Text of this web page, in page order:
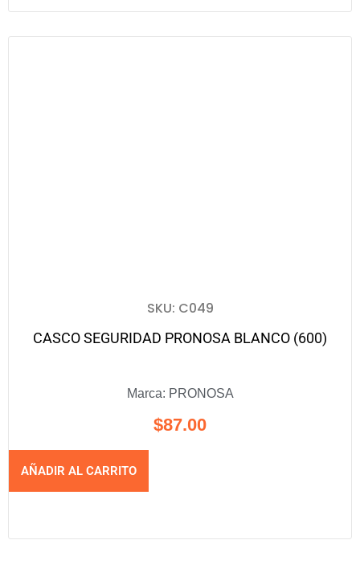
SKU: C049
CASCO SEGURIDAD PRONOSA BLANCO (600)
Marca: PRONOSA
$87.00
AÑADIR AL CARRITO